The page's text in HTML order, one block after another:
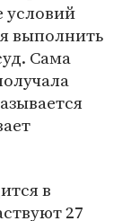
условий
выполнить
Сама
в
27